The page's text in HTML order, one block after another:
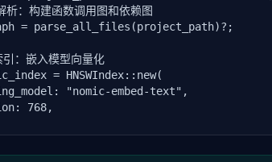
：构建函数调用图和依赖图
= parse_all_files(project_path)?;
：嵌入模型向量化
= HNSWIndex::new(
"nomic-embed-text",
768,
project_files(project_path)? {
= embed_code(&file.content)?;